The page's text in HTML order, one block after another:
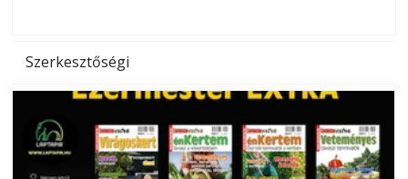
Szerkesztőségi